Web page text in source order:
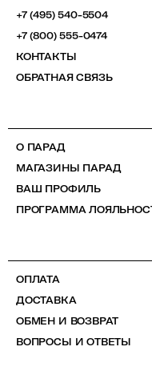
+7 (495) 540-5504
+7 (800) 555-0474
КОНТАКТЫ
ОБРАТНАЯ СВЯЗЬ
О ПАРАД
МАГАЗИНЫ ПАРАД
ВАШ ПРОФИЛЬ
ПРОГРАММА
ОПЛАТА
ДОСТАВКА
ОБМЕН И ВОЗВРАТ
ВОПРОСЫ И ОТВЕТЫ